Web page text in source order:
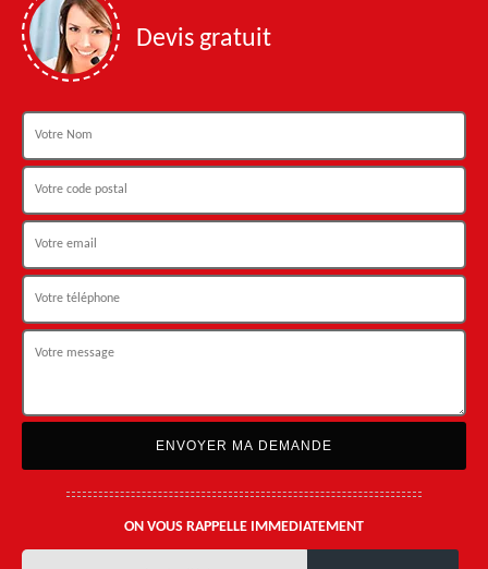
Devis gratuit
ON VOUS RAPPELLE IMMEDIATEMENT